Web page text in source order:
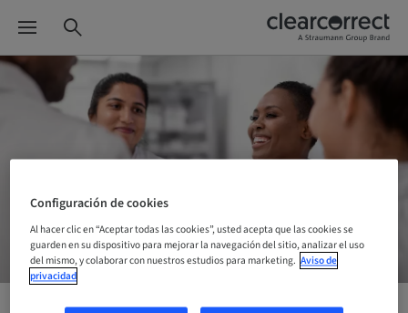
Configuración de cookies
Al hacer clic en “Aceptar todas las cookies”, usted acepta que las cookies se
guarden en su dispositivo para mejorar la navegación del sitio, analizar el uso
del mismo, y colaborar con nuestros estudios para marketing. Aviso de
privacidad